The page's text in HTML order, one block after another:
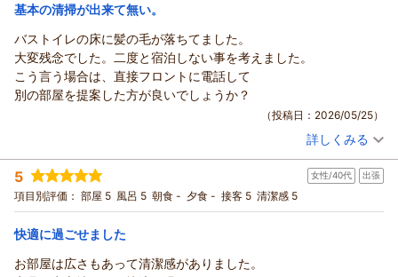
同お待ちしております。
この度はリッチモンドホテル東京武蔵野にご宿泊いただきまし
て、誠にありがとうございます。
築年数につきましてはご不便をおかけする点もあったかと存じ
ますが、その分、清潔さと過ごしやすさで快適にお過ごしいた
特にお子様とのご旅行はお荷物も多く何かと大変かと存じます
ので、アメニティ面もお役に立てたようで嬉しい限りです。
ご家族皆さまの旅の思い出の一部になれておりましたら幸いで
ございます。
支配人 小西 フロント 笠原
基本の清掃が出来て無い。
バストイレの床に髪の毛が落ちてました。
大変残念でした。二度と宿泊しない事を考えました。
こう言う場合は、直接フロントに電話して
別の部屋を提案した方が良いでしょうか？
（投稿日：2026/05/25）
投稿者： すーちゃんさん(女性/50代)
宿泊プラン： 【じゃらんスペシャルウィーク】【早割30/素泊り】30日前ま
での早期割引予約でお得！
シングル 食事なし
宿泊価格帯： 13,001～14,000円(大人一人あたり/税込)
この度は、数あるホテルの中からリッチモンドホテル東京武蔵
詳しくみる
5 女性/40代 出張
項目別評価： 部屋 5 風呂 5 朝食 - 夕食 - 接客 5 清潔感 5
快適に過ごせました
お部屋は広さもあって清潔感がありました。